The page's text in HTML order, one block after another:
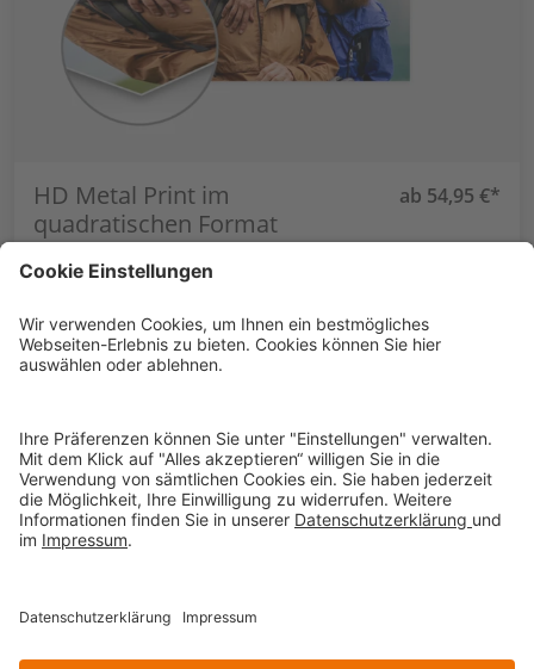
HD Metal Print im
quadratischen Format
ab 54,95 €*
RECHTLICHES
KONTAKT
SICHERHEIT UND VERTRAUEN